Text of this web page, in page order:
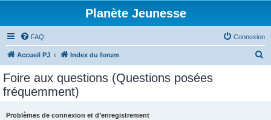
Planète Jeunesse
FAQ Connexion
Accueil PJ Index du forum
Foire aux questions (Questions posées
fréquemment)
Problèmes de connexion et d’enregistrement